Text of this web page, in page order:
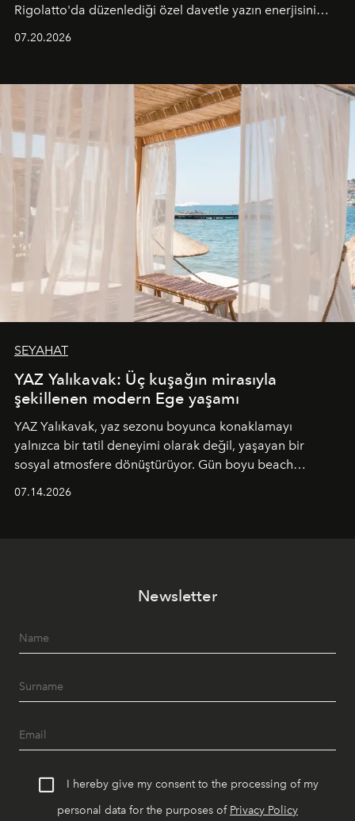
Rigolatto'da düzenlediği özel davetle yazın enerjisini
07.20.2026
SEYAHAT
YAZ Yalıkavak: Üç kuşağın mirasıyla
şekillenen modern Ege yaşamı
YAZ Yalıkavak, yaz sezonu boyunca konaklamayı
yalnızca bir tatil deneyimi olarak değil, yaşayan bir
sosyal atmosfere dönüştürüyor. Gün boyu beach
geceye taşıyarak her hafta farklı bir deneyim sunuyor.
07.14.2026
Newsletter
I hereby give my consent to the processing of my
personal data for the purposes of Privacy Policy